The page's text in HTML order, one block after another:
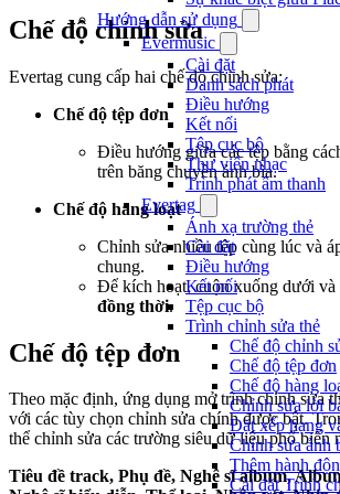
Hướng dẫn sử dụng
Evermusic
Cài đặt
Danh sách phát
Điều hướng
Kết nối
Tệp cục bộ
Thư viện nhạc
Trình phát âm thanh
Evertag
Ánh xạ trường thẻ
Cài đặt
Điều hướng
Kết nối
Tệp cục bộ
Trình chỉnh sửa thẻ
Chế độ chỉnh
Chế độ tệp đơn
Chế độ hàng
Chỉnh sửa lời
Đặt xếp hạng
Chỉnh sửa ảnh
Thêm hành
Cài đặt Trình
Chế độ chỉnh sửa
Evertag cung cấp hai chế độ chỉnh sửa:
Chế độ tệp đơn
Điều hướng giữa các tệp bằng
trên băng chuyền ảnh bìa.
Chế độ hàng loạt
Chỉnh sửa nhiều tệp cùng lúc và
chung.
Để kích hoạt, cuộn xuống dưới và
đồng thời.
Chế độ tệp đơn
Theo mặc định, ứng dụng mở trình chỉnh sửa
với các tùy chọn chỉnh sửa chính được bật.
thể chỉnh sửa các trường siêu dữ liệu phổ biến
Tiêu đề track, Phụ đề, Nghệ sĩ album,